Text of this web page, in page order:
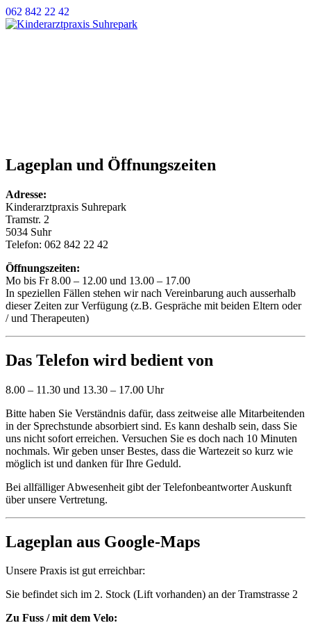
Weiter
zum
062 842 22 42
Lageplan und Öffnungszeiten
Adresse:
Kinderarztpraxis Suhrepark
Tramstr. 2
5034 Suhr
Telefon: 062 842 22 42
Öffnungszeiten:
Mo bis Fr 8.00 – 12.00 und 13.00 – 17.00
In speziellen Fällen stehen wir nach Vereinbarung auch ausserhalb
dieser Zeiten zur Verfügung (z.B. Gespräche mit beiden Eltern oder
/ und Therapeuten)
Das Telefon wird bedient von
8.00 – 11.30 und 13.30 – 17.00 Uhr
Bitte haben Sie Verständnis dafür, dass zeitweise alle Mitarbeitenden
in der Sprechstunde absorbiert sind. Es kann deshalb sein, dass Sie
uns nicht sofort erreichen. Versuchen Sie es doch nach 10 Minuten
nochmals. Wir geben unser Bestes, dass die Wartezeit so kurz wie
möglich ist und danken für Ihre Geduld.
Bei allfälliger Abwesenheit gibt der Telefonbeantworter Auskunft
über unsere Vertretung.
Lageplan aus Google-Maps
Unsere Praxis ist gut erreichbar:
Sie befindet sich im 2. Stock (Lift vorhanden) an der Tramstrasse 2
Zu Fuss / mit dem Velo: